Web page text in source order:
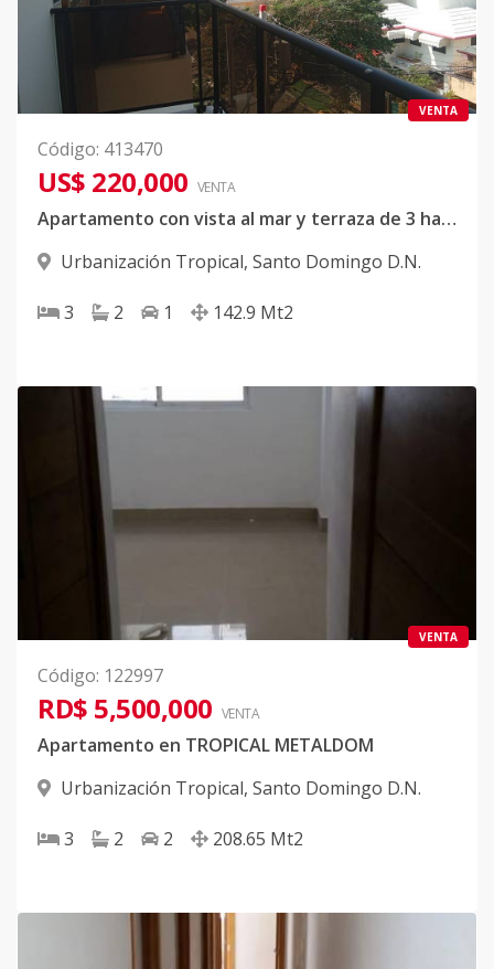
VENTA
Código: 413470
US$ 220,000 VENTA
Apartamento con vista al mar y terraza de 3 habitaciones
Urbanización Tropical, Santo Domingo D.N.
3 2 1 142.9 Mt2
VENTA
Código: 122997
RD$ 5,500,000 VENTA
Apartamento en TROPICAL METALDOM
Urbanización Tropical, Santo Domingo D.N.
3 2 2 208.65 Mt2